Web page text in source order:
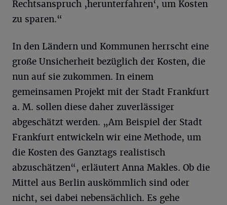
Rechtsanspruch ‚herunterfahren‘, um Kosten
zu sparen.“
In den Ländern und Kommunen herrscht eine
große Unsicherheit bezüglich der Kosten, die
nun auf sie zukommen. In einem
gemeinsamen Projekt mit der Stadt Frankfurt
a. M. sollen diese daher zuverlässiger
abgeschätzt werden. „Am Beispiel der Stadt
Frankfurt entwickeln wir eine Methode, um
die Kosten des Ganztags realistisch
abzuschätzen“, erläutert Anna Makles. Ob die
Mittel aus Berlin auskömmlich sind oder
nicht, sei dabei nebensächlich. Es gehe